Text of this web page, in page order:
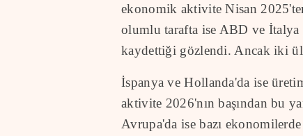
ekonomik aktivite Nisan
olumlu tarafta ise ABD ve İtalya
kaydettiği gözlendi. Ancak iki
İspanya ve Hollanda'da ise
aktivite 2026'nın başından bu
Avrupa'da ise bazı